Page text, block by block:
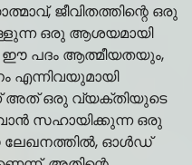
ജീവിതത്തിന്റെ ഒരു
ഒരു ആശയമായി
ഈ പദം ആത്മീയതയും,
അത് ഒരു വ്യക്തിയുടെ
സഹായിക്കുന്ന ഒരു
ഈ ലേഖനത്തിൽ, ഓൾഡ്